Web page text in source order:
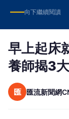
向下繼續閱讀
早上起床
養師揭3
匯 匯流新聞網